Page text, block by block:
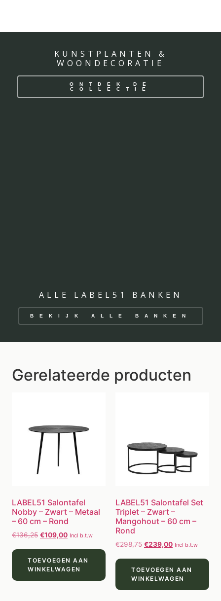
KUNSTPLANTEN &
WOONDECORATIE
ONTDEK DE
COLLECTIE
ALLE LABEL51 BANKEN
BEKIJK ALLE BANKEN
Gerelateerde producten
LABEL51 Salontafel
Nobby – Zwart – Metaal
– 60 cm – Rond
€136,25 €109,00 Incl b.t.w
TOEVOEGEN AAN
WINKELWAGEN
LABEL51 Salontafel Set
Triplet – Zwart –
Mangohout – 60 cm –
Rond
€298,75 €239,00 Incl b.t.w
TOEVOEGEN AAN
WINKELWAGEN